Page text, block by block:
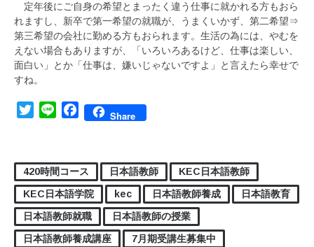
定年後にご自身の希望とまったく違う仕事に就かれる方もおら
れますし、新卒で第一希望の就職が、うまくいかず、第二希望⇒
第三希望の会社に勤める方もおられます。生活の為には、やむを
えない場合もありますが、「いろいろあるけど、仕事は楽しい、
面白い」とか「仕事は、嫌いじゃないですよ」と言えたら幸せで
すね。
TwitterLine FacebookShare
420時間コース 日本語教師
KEC日本語教師
KEC日本語学院
kec 日本語教師養成
日本語教育
日本語教師就職
日本語教師の授業
日本語教師養成講座
7月期受講生募集中